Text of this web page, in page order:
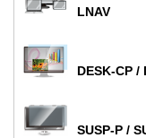
LNAV
DESK-CP /
SUSP-P /